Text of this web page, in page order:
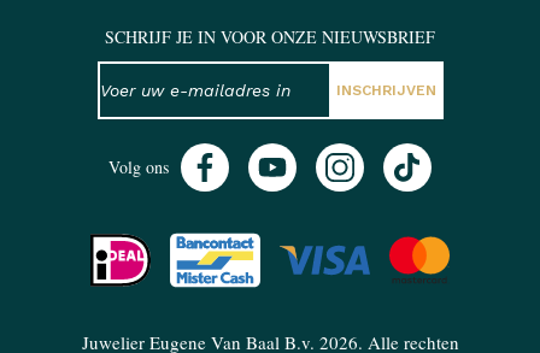
SCHRIJF JE IN VOOR ONZE NIEUWSBRIEF
INSCHRIJVEN
Volg ons
Juwelier Eugene Van Baal B.v. 2026. Alle rechten